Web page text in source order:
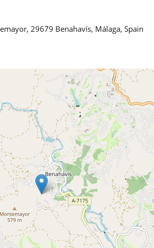
29679 Benahavís, Málaga, Spain